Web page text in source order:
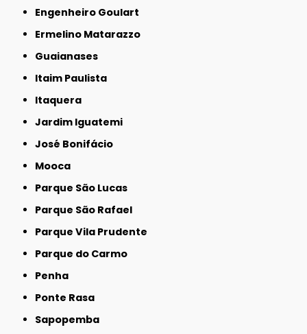
Engenheiro Goulart
Ermelino Matarazzo
Guaianases
Itaim Paulista
Itaquera
Jardim Iguatemi
José Bonifácio
Mooca
Parque São Lucas
Parque São Rafael
Parque Vila Prudente
Parque do Carmo
Penha
Ponte Rasa
Sapopemba